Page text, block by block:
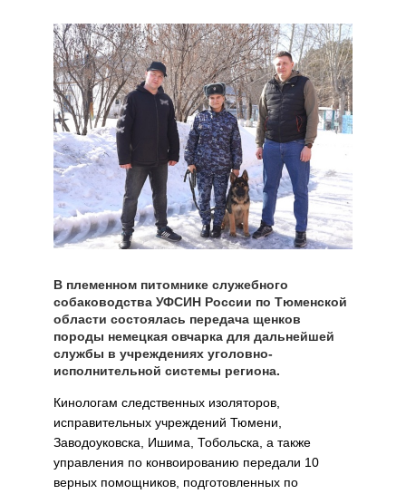
В племенном питомнике служебного
собаководства УФСИН России по Тюменской
области состоялась передача щенков
породы немецкая овчарка для дальнейшей
службы в учреждениях уголовно-
исполнительной системы региона.
Кинологам следственных изоляторов,
исправительных учреждений Тюмени,
Заводоуковска, Ишима, Тобольска, а также
управления по конвоированию передали 10
верных помощников, подготовленных по